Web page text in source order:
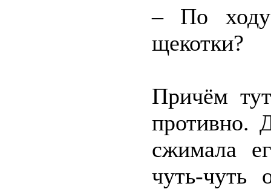
– По ходу
щекотки?
Причём
противно.
сжимала
чуть-чуть